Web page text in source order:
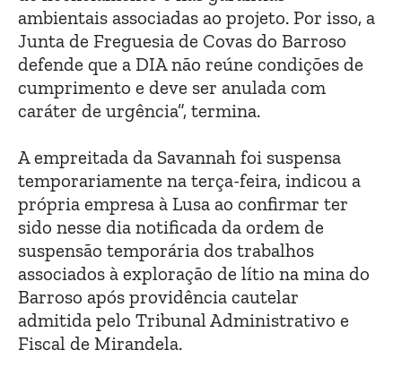
ambientais associadas ao projeto. Por isso, a
Junta de Freguesia de Covas do Barroso
defende que a DIA não reúne condições de
cumprimento e deve ser anulada com
caráter de urgência”, termina.
A empreitada da Savannah foi suspensa
temporariamente na terça-feira, indicou a
própria empresa à Lusa ao confirmar ter
sido nesse dia notificada da ordem de
suspensão temporária dos trabalhos
associados à exploração de lítio na mina do
Barroso após providência cautelar
admitida pelo Tribunal Administrativo e
Fiscal de Mirandela.